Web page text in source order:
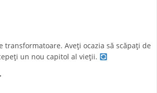
transformatoare. Aveți ocazia să scăpați de
un nou capitol al vieții.